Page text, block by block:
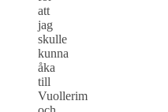
att
jag
skulle
kunna
åka
till
Vuollerim